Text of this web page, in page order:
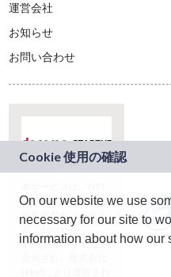
運営会社
お知らせ
お問い合わせ
ドコモグループの新
規事業創出プログラ
ム「docomo
STARTUP」を通じて
On our website we use
necessary for our site to
information about how our